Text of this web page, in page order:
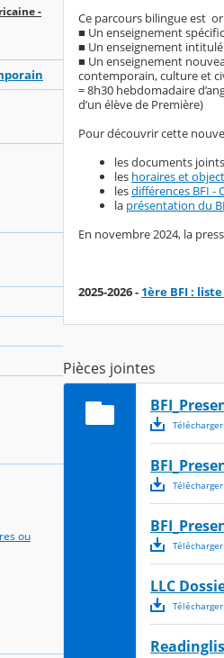
-
ou
Ce parcours bilingue est
■ Un enseignement
■ Un enseignement
■ Un enseignement
contemporain, culture et
= 8h30 hebdomadaire
d’un élève de Première)
Pour découvrir cette
les documents joints
les horaires et
lesdifférences BFI -
la présentation du
En novembre 2024, la
2025-2026 - 1ère BFI :
Pièces jointes
Télécharger
Télécharger
Télécharger
LLC
Télécharger